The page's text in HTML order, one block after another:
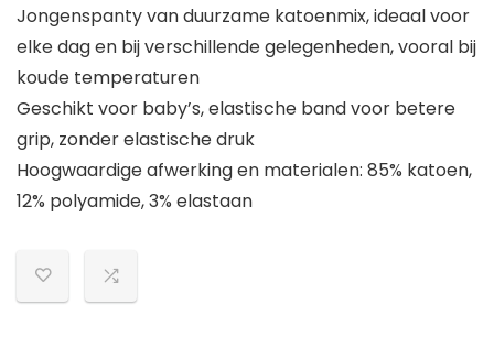
Jongenspanty van duurzame katoenmix, ideaal voor
elke dag en bij verschillende gelegenheden, vooral bij
koude temperaturen
Geschikt voor baby’s, elastische band voor betere
grip, zonder elastische druk
Hoogwaardige afwerking en materialen: 85% katoen,
12% polyamide, 3% elastaan